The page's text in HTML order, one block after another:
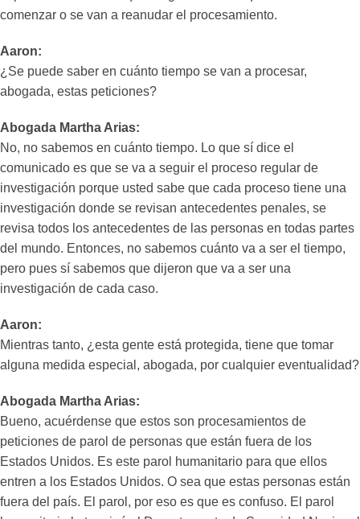
comenzar o se van a reanudar el procesamiento.
Aaron:
¿Se puede saber en cuánto tiempo se van a procesar,
abogada, estas peticiones?
Abogada Martha Arias:
No, no sabemos en cuánto tiempo. Lo que sí dice el
comunicado es que se va a seguir el proceso regular de
investigación porque usted sabe que cada proceso tiene una
investigación donde se revisan antecedentes penales, se
revisa todos los antecedentes de las personas en todas partes
del mundo. Entonces, no sabemos cuánto va a ser el tiempo,
pero pues sí sabemos que dijeron que va a ser una
investigación de cada caso.
Aaron:
Mientras tanto, ¿esta gente está protegida, tiene que tomar
alguna medida especial, abogada, por cualquier eventualidad?
Abogada Martha Arias:
Bueno, acuérdense que estos son procesamientos de
peticiones de parol de personas que están fuera de los
Estados Unidos. Es este parol humanitario para que ellos
entren a los Estados Unidos. O sea que estas personas están
fuera del país. El parol, por eso es que es confuso. El parol